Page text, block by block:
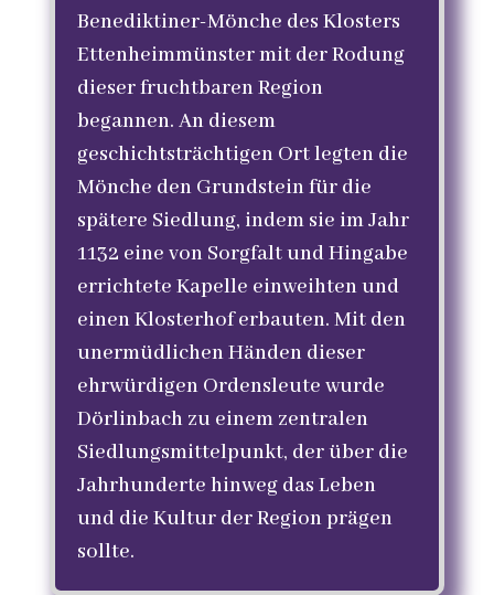
Benediktiner-Mönche des Klosters
Ettenheimmünster mit der Rodung
dieser fruchtbaren Region
begannen. An diesem
geschichtsträchtigen Ort legten die
Mönche den Grundstein für die
spätere Siedlung, indem sie im Jahr
1132 eine von Sorgfalt und Hingabe
errichtete Kapelle einweihten und
einen Klosterhof erbauten. Mit den
unermüdlichen Händen dieser
ehrwürdigen Ordensleute wurde
Dörlinbach zu einem zentralen
Siedlungsmittelpunkt, der über die
Jahrhunderte hinweg das Leben
und die Kultur der Region prägen
sollte.